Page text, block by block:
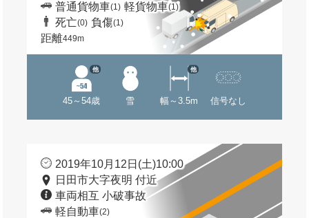
普通貨物車(1) 軽貨物車(1)
死亡(0) 負傷(1)
距離449m
45～54歳
他
雪 幅～3.5m
他
信号なし
2019年10月12日(土)10:00
日田市大字夜明 付近
車両相互 小破事故
軽自動車(2)